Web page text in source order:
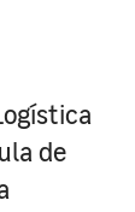
de